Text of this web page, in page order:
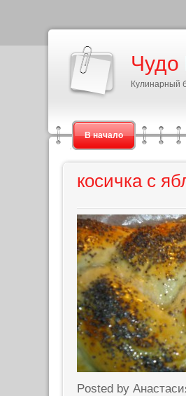
Чудо
Кулинарный
В начало
косичка с
Posted by